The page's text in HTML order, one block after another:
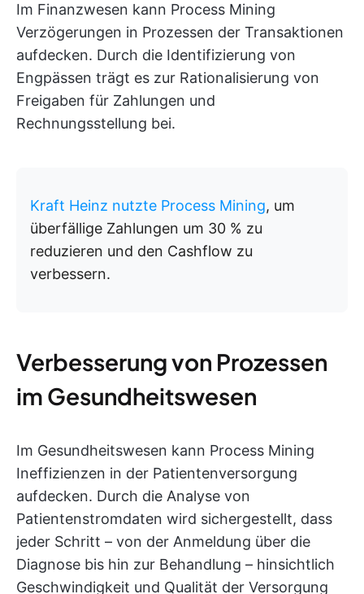
Im Finanzwesen kann Process Mining
Verzögerungen in Prozessen der Transaktionen
aufdecken. Durch die Identifizierung von
Engpässen trägt es zur Rationalisierung von
Freigaben für Zahlungen und
Rechnungsstellung bei.
Kraft Heinz nutzte Process Mining, um
überfällige Zahlungen um 30 % zu
reduzieren und den Cashflow zu
verbessern.
Verbesserung von Prozessen
im Gesundheitswesen
Im Gesundheitswesen kann Process Mining
Ineffizienzen in der Patientenversorgung
aufdecken. Durch die Analyse von
Patientenstromdaten wird sichergestellt, dass
jeder Schritt – von der Anmeldung über die
Diagnose bis hin zur Behandlung – hinsichtlich
Geschwindigkeit und Qualität der Versorgung